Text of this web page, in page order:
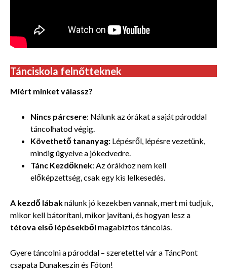
Tánciskola felnőtteknek
Miért minket válassz?
Nincs párcsere: Nálunk az órákat a saját pároddal
táncolhatod végig.
Követhető tananyag: Lépésről, lépésre vezetünk,
mindig ügyelve a jókedvedre.
Tánc Kezdőknek: Az órákhoz nem kell
előképzettség, csak egy kis lelkesedés.
A kezdő lábaknálunk jó kezekben vannak, mert mi tudjuk,
mikor kell bátorítani, mikor javítani, és hogyan lesz a
tétova első lépésekből magabiztos táncolás.
Gyere táncolni a pároddal – szeretettel vár a TáncPont
csapata Dunakeszin és Fóton!